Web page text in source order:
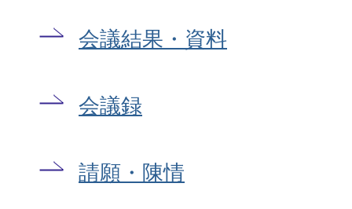
会議結果・資料
会議録
請願・陳情